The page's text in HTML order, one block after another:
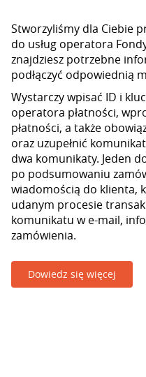
Stworzyliśmy dla Ciebie
do usług operatora
znajdziesz potrzebne
podłączyć odpowiednią
Wystarczy wpisać ID i
operatora płatności,
płatności, a także
oraz uzupełnić
dwa komunikaty. Jeden
po podsumowaniu
wiadomością do klienta,
udanym procesie
komunikatu w e-mail,
zamówienia.
Dowiedz się więcej